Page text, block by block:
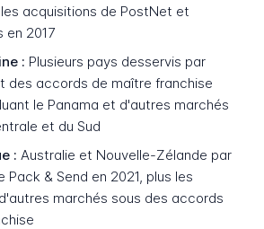
acquisitions de PostNet et
en 2017
: Plusieurs pays desservis par
des accords de maître franchise
le Panama et d'autres marchés
et du Sud
: Australie et Nouvelle-Zélande par
Pack & Send en 2021, plus les
marchés sous des accords